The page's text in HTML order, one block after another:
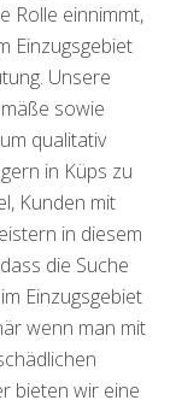
Rolle einnimmt,
Einzugsgebiet
Unsere
sowie
qualitativ
in Küps zu
Kunden mit
in diesem
die Suche
Einzugsgebiet
wenn man mit
bieten wir eine